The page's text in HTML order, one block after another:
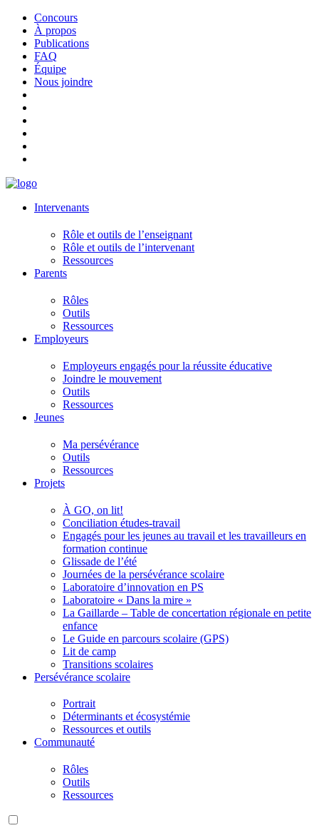
Concours
À propos
Publications
FAQ
Équipe
Nous joindre
Intervenants
Rôle et outils de l’enseignant
Rôle et outils de l’intervenant
Ressources
Parents
Rôles
Outils
Ressources
Employeurs
Employeurs engagés pour la réussite éducative
Joindre le mouvement
Outils
Ressources
Jeunes
Ma persévérance
Outils
Ressources
Projets
À GO, on lit!
Conciliation études-travail
Engagés pour les jeunes au travail et les travailleurs en
formation continue
Glissade de l’été
Journées de la persévérance scolaire
Laboratoire d’innovation en PS
Laboratoire « Dans la mire »
La Gaillarde – Table de concertation régionale en petite
enfance
Le Guide en parcours scolaire (GPS)
Lit de camp
Transitions scolaires
Persévérance scolaire
Portrait
Déterminants et écosystémie
Ressources et outils
Communauté
Rôles
Outils
Ressources